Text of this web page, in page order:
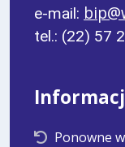
e-mail:
tel.: (22) 57
Ponowne